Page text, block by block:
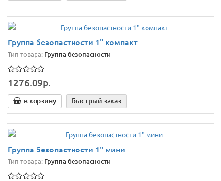
Группа безопастности 1" компакт
Тип товара: Группа безопасности
1276.09р.
в корзину Быстрый заказ
Группа безопастности 1" мини
Тип товара: Группа безопасности